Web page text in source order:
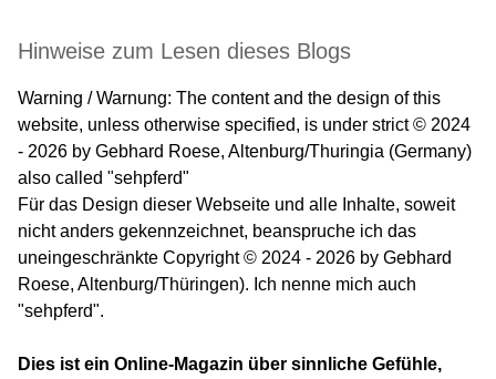
Hinweise zum Lesen dieses Blogs
Warning / Warnung: The content and the design of this
website, unless otherwise specified, is under strict © 2024
- 2026 by Gebhard Roese, Altenburg/Thuringia (Germany)
also called "sehpferd"
Für das Design dieser Webseite und alle Inhalte, soweit
nicht anders gekennzeichnet, beanspruche ich das
uneingeschränkte Copyright © 2024 - 2026 by Gebhard
Roese, Altenburg/Thüringen). Ich nenne mich auch
"sehpferd".
Dies ist ein Online-Magazin über sinnliche Gefühle,